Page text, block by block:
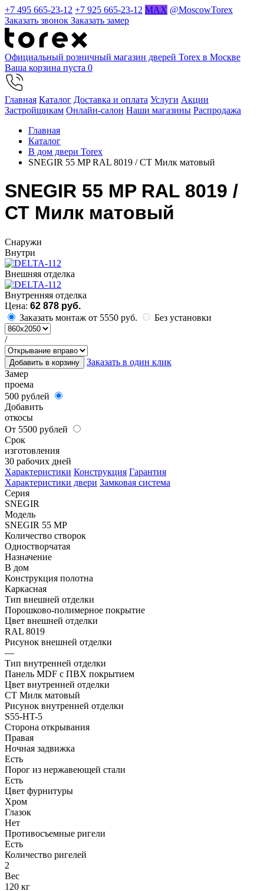
+7 495 665-23-12 +7 925 665-23-12 MAX @MoscowTorex
Заказать звонок Заказать замер
Официальный розничный магазин дверей Torex в Москве
Ваша корзина пуста 0
Главная Каталог Доставка и оплата Услуги Акции
Застройщикам Онлайн-салон Наши магазины Распродажа
Главная
Каталог
В дом двери Torex
SNEGIR 55 MP RAL 8019 / СТ Милк матовый
SNEGIR 55 MP RAL 8019 /
СТ Милк матовый
Cнаружи
Внутри
Внешняя отделка
Внутренняя отделка
Цена: 62 878 руб.
Заказать монтаж от 5550 руб.
Без установки
/
Добавить в корзину
Заказать в один клик
Замер
проема
500 рублей
Добавить
откосы
От 5500 рублей
Срок
изготовления
30 рабочих дней
Характеристики Конструкция Гарантия
Характеристики двери Замковая система
Серия
SNEGIR
Модель
SNEGIR 55 MP
Количество створок
Одностворчатая
Назначение
В дом
Конструкция полотна
Каркасная
Тип внешней отделки
Порошково-полимерное покрытие
Цвет внешней отделки
RAL 8019
Рисунок внешней отделки
—
Тип внутренней отделки
Панель MDF с ПВХ покрытием
Цвет внутренней отделки
СТ Милк матовый
Рисунок внутренней отделки
S55-HT-5
Сторона открывания
Правая
Ночная задвижка
Есть
Порог из нержавеющей стали
Есть
Цвет фурнитуры
Хром
Глазок
Нет
Противосъемные ригели
Есть
Количество ригелей
2
Вес
120 кг